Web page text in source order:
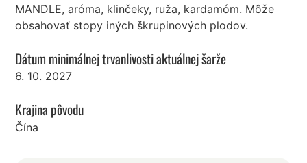
MANDLE, aróma, klinčeky, ruža, kardamóm. Môže
obsahovať stopy iných škrupinových plodov.
Dátum minimálnej trvanlivosti aktuálnej šarže
6. 10. 2027
Krajina pôvodu
Čína